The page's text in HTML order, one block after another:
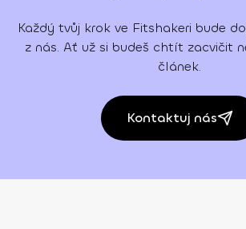
Každý tvůj krok ve Fitshakeri bude
z nás. Ať už si budeš chtít zacvičit
článek.
Kontaktuj nás